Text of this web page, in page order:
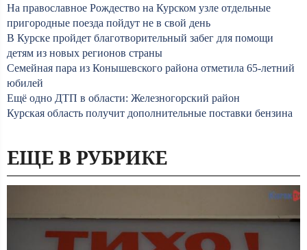
На православное Рождество на Курском узле отдельные
пригородные поезда пойдут не в свой день
В Курске пройдет благотворительный забег для помощи
детям из новых регионов страны
Семейная пара из Конышевского района отметила 65-летний
юбилей
Ещё одно ДТП в области: Железногорский район
Курская область получит дополнительные поставки бензина
ЕЩЕ В РУБРИКЕ